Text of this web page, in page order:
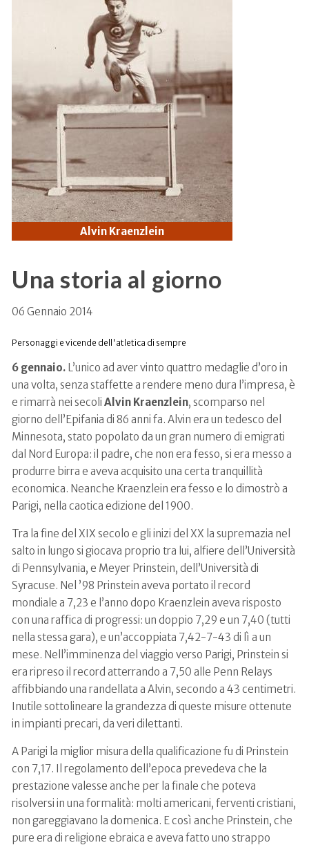
Alvin Kraenzlein
Una storia al giorno
06 Gennaio 2014
Personaggi e vicende dell'atletica di sempre
6 gennaio. L’unico ad aver vinto quattro medaglie d’oro in
una volta, senza staffette a rendere meno dura l’impresa, è
e rimarrà nei secoli Alvin Kraenzlein, scomparso nel
giorno dell’Epifania di 86 anni fa. Alvin era un tedesco del
Minnesota, stato popolato da un gran numero di emigrati
dal Nord Europa: il padre, che non era fesso, si era messo a
produrre birra e aveva acquisito una certa tranquillità
economica. Neanche Kraenzlein era fesso e lo dimostrò a
Parigi, nella caotica edizione del 1900.
Tra la fine del XIX secolo e gli inizi del XX la supremazia nel
salto in lungo si giocava proprio tra lui, alfiere dell’Università
di Pennsylvania, e Meyer Prinstein, dell’Università di
Syracuse. Nel ’98 Prinstein aveva portato il record
mondiale a 7,23 e l’anno dopo Kraenzlein aveva risposto
con una raffica di progressi: un doppio 7,29 e un 7,40 (tutti
nella stessa gara), e un’accoppiata 7,42-7-43 di lì a un
mese. Nell’imminenza del viaggio verso Parigi, Prinstein si
era ripreso il record atterrando a 7,50 alle Penn Relays
affibbiando una randellata a Alvin, secondo a 43 centimetri.
Inutile sottolineare la grandezza di queste misure ottenute
in impianti precari, da veri dilettanti.
A Parigi la miglior misura della qualificazione fu di Prinstein
con 7,17. Il regolamento dell’epoca prevedeva che la
prestazione valesse anche per la finale che poteva
risolversi in una formalità: molti americani, ferventi cristiani,
non gareggiavano la domenica. E così anche Prinstein, che
pure era di religione ebraica e aveva fatto uno strappo